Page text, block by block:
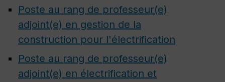
Poste au rang de professeur(e)
adjoint(e) en gestion de la
construction pour l'électrification
Poste au rang de professeur(e)
adjoint(e) en électrification et